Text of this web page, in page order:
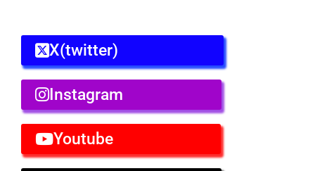
X(twitter)
Instagram
Youtube